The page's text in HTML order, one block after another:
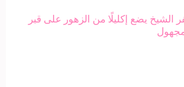
الشيخ يضع إكليلًا من الزهور على قبر